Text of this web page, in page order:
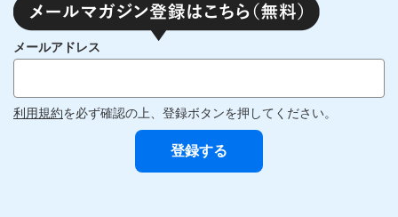
メールアドレス
利用規約を必ず確認の上、登録ボタンを押してください。